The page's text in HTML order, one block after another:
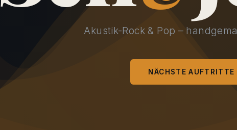
Akustik-Rock & Pop –
NÄCHSTE AUFTRITTE